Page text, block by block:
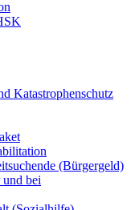
Katastrophenschutz
(Bürgergeld)
bei